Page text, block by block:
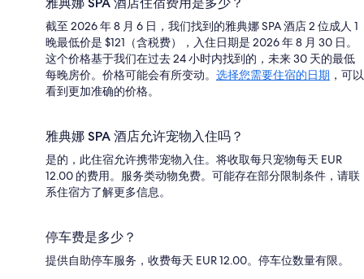
截至 2026 年 8 月 6 日，我们找到的雅典娜 SPA 酒店 2 位成人 1
晚最低价是 $121（含税费），入住日期是 2026 年 8 月 30 日。
这个价格基于我们在过去 24 小时内找到的，未来 30 天的最低
每晚房价。价格可能会有所变动。 选择您需要住宿的日期 ，可以
看到更加准确的价格。
雅典娜 SPA 酒店允许宠物入住吗？
是的，此住宿允许携带宠物入住。将收取每只宠物每天 EUR
12.00 的费用。服务类动物免费。可能存在部分限制条件，请联
系住宿方了解更多信息。
停车费是多少？
提供自助停车服务，收费每天 EUR 12.00。停车位数量有限。